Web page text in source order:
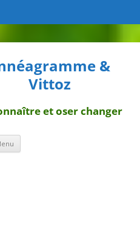
&
Vittoz
et oser changer
Aller
contenu